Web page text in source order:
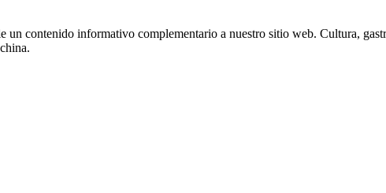
contenido informativo complementario a nuestro sitio web. Cultura,